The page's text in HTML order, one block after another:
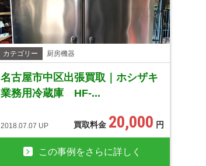
カテゴリー 厨房機器
名古屋市中区出張買取｜ホシザキ
業務用冷蔵庫 HF-...
2018.07.07 UP 買取料金 20,000 円
この事例をさらに詳しく